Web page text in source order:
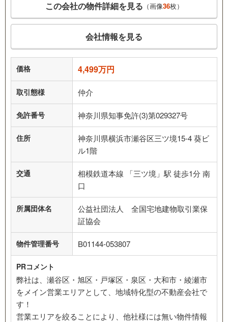
この会社の物件詳細を見る （画像36枚）
会社情報を見る
価格 4,499万円
取引態様 仲介
免許番号 神奈川県知事免許(3)第029327号
住所
神奈川県横浜市瀬谷区三ツ境15-4 葵ビ
ル1階
交通
相模鉄道本線 「三ツ境」駅 徒歩1分 南
口
所属団体名
公益社団法人 全国宅地建物取引業保
証協会
物件管理番号 B01144-053807
PRコメント
弊社は、瀬谷区・旭区・戸塚区・泉区・大和市・綾瀬市
をメイン営業エリアとして、地域特化型の不動産会社で
す！
営業エリアを絞ることにより、他社様には無い物件情報